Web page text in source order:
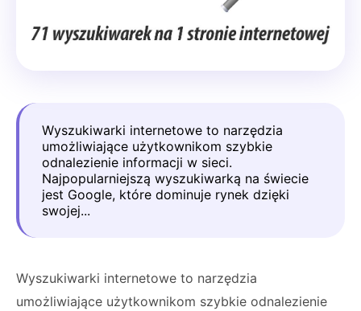
Wyszukiwarki internetowe to narzędzia
umożliwiające użytkownikom szybkie
odnalezienie informacji w sieci.
Najpopularniejszą wyszukiwarką na świecie
jest Google, które dominuje rynek dzięki
swojej...
Wyszukiwarki internetowe to narzędzia
umożliwiające użytkownikom szybkie odnalezienie